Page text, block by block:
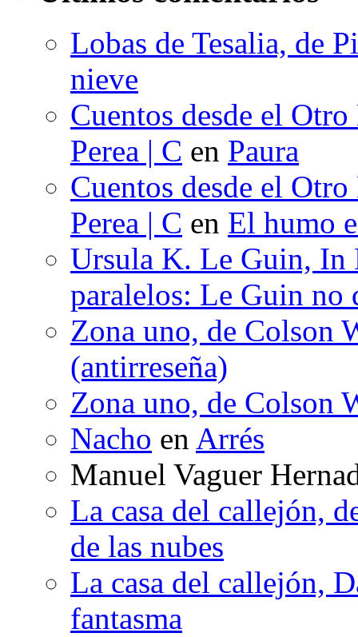
Lobas de Tesalia, de
nieve
Cuentos desde el
Perea | C en Paura
Cuentos desde el
Perea | C en El humo
Ursula K. Le Guin, In
paralelos: Le Guin no
Zona uno, de Colson
(antirreseña)
Zona uno, de Colson
Nacho en Arrés
Manuel Vaguer
La casa del callejón,
de las nubes
La casa del callejón,
fantasma